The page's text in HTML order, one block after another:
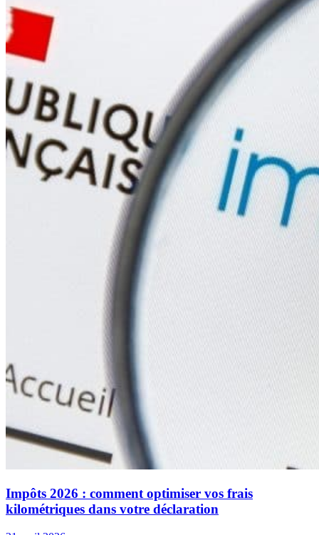
Impôts 2026 : comment optimiser vos frais
kilométriques dans votre déclaration